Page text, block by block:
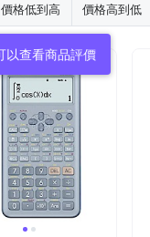
價格低到高 價格高到低